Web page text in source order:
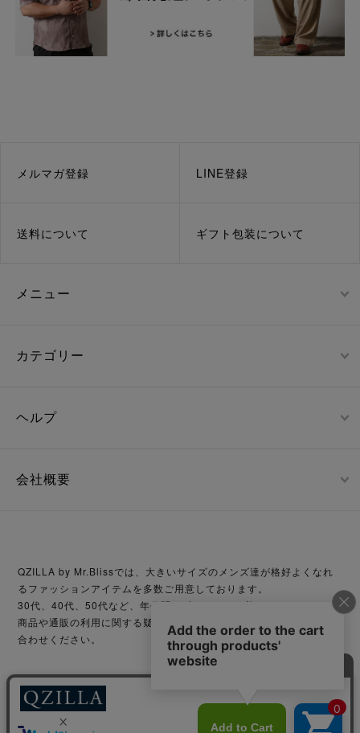
メルマガ登録 LINE登録
送料について ギフト包装について
メニュー
カテゴリー
ヘルプ
会社概要
QZILLA by Mr.Blissでは、大きいサイズのメンズ達が格好よくなれ
るファッションアイテムを多数ご用意しております。
30代、40代、50代など、年代問わずどなたでも着こなせます。
商品や通販の利用に関する疑問等がございましたら、お気軽にお問い
合わせください。